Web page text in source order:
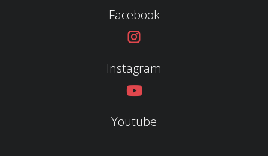
Facebook
Instagram
Youtube